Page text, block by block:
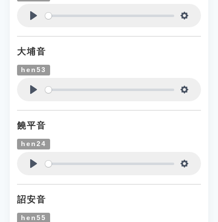
大埔音
hen53
饒平音
hen24
詔安音
hen55